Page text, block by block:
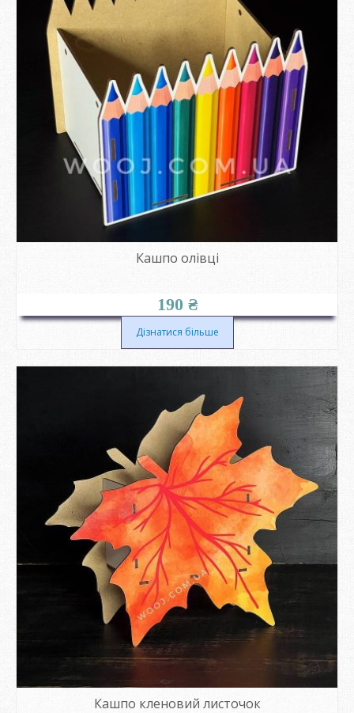
Кашпо олівці
190 ₴
Дізнатися більше
Кашпо кленовий листочок